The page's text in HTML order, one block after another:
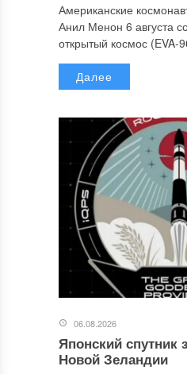
Американские
Анил Менон 6 августа
открытый космос
Далее
06.08.2026
Японский спутник
Новой Зеландии